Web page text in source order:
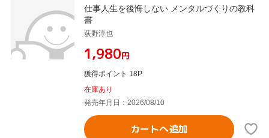
仕事人生を後悔しない メンタルづくりの教科
書
荻野淳也
¥1,980円
獲得ポイント 18P
在庫あり
発売年月日：2026/08/10
カートへ追加